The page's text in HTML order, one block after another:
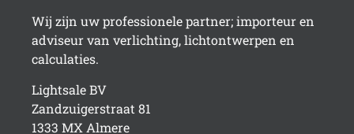
Wij zijn uw professionele partner; importeur en
adviseur van verlichting, lichtontwerpen en
calculaties.
Lightsale BV
Zandzuigerstraat 81
1333 MX Almere